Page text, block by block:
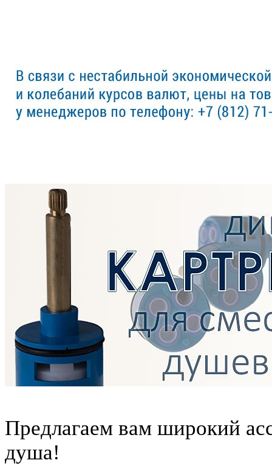
Предлагаем вам широкий
душа!